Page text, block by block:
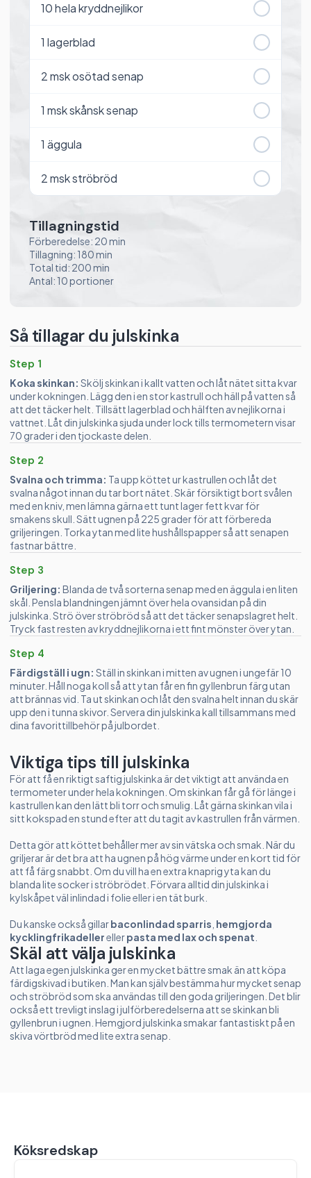
Skäl att välja julskinka
Att laga egen julskinka ger en mycket bättre smak än att köpa
färdigskivad i butiken. Man kan själv bestämma hur mycket senap
och ströbröd som ska användas till den goda griljeringen. Det blir
också ett trevligt inslag i julförberedelserna att se skinkan bli
gyllenbrun i ugnen. Hemgjord julskinka smakar fantastiskt på en
skiva vörtbröd med lite extra senap.
Så tillagar du julskinka
Step 1
Koka skinkan: Skölj skinkan i kallt vatten och låt nätet sitta kvar
under kokningen. Lägg den i en stor kastrull och häll på vatten så
att det täcker helt. Tillsätt lagerblad och hälften av nejlikorna i
vattnet. Låt din julskinka sjuda under lock tills termometern visar
70 grader i den tjockaste delen.
Step 2
Svalna och trimma: Ta upp köttet ur kastrullen och låt det
svalna något innan du tar bort nätet. Skär försiktigt bort svålen
med en kniv, men lämna gärna ett tunt lager fett kvar för
smakens skull. Sätt ugnen på 225 grader för att förbereda
griljeringen. Torka ytan med lite hushållspapper så att senapen
fastnar bättre.
Step 3
Griljering: Blanda de två sorterna senap med en äggula i en liten
skål. Pensla blandningen jämnt över hela ovansidan på din
julskinka. Strö över ströbröd så att det täcker senapslagret helt.
Tryck fast resten av kryddnejlikorna i ett fint mönster över ytan.
Step 4
Färdigställ i ugn: Ställ in skinkan i mitten av ugnen i ungefär 10
minuter. Håll noga koll så att ytan får en fin gyllenbrun färg utan
att brännas vid. Ta ut skinkan och låt den svalna helt innan du skär
upp den i tunna skivor. Servera din julskinka kall tillsammans med
dina favorittillbehör på julbordet.
Viktiga tips till julskinka
För att få en riktigt saftig julskinka är det viktigt att använda en
termometer under hela kokningen. Om skinkan får gå för länge i
kastrullen kan den lätt bli torr och smulig. Låt gärna skinkan vila i
sitt kokspad en stund efter att du tagit av kastrullen från värmen.
Detta gör att köttet behåller mer av sin vätska och smak. När du
griljerar är det bra att ha ugnen på hög värme under en kort tid för
att få färg snabbt. Om du vill ha en extra knaprig yta kan du
blanda lite socker i ströbrödet. Förvara alltid din julskinka i
kylskåpet väl inlindad i folie eller i en tät burk.
Du kanske också gillarbaconlindad sparris hemgjorda
kycklingfrikadellerellerpasta med lax och spenat
10hela kryddnejlikor
1 lagerblad
2msk osötad senap
1 msk skånsk senap
1 äggula
2msk ströbröd
Tillagningstid
Förberedelse: 20 min
Tillagning: 180 min
Total tid: 200 min
Antal: 10 portioner
Köksredskap